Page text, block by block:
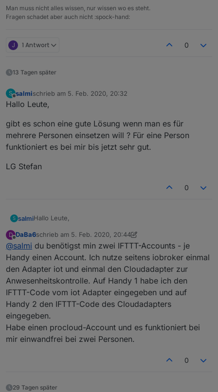
Man muss nicht alles wissen, nur wissen wo es steht.
Fragen schadet aber auch nicht :spock-hand:
J 1 Antwort 0
13 Tagen später
S
Offline
salmischrieb am 5. Feb. 2020, 20:32
zuletzt editiert von
Hallo Leute,
gibt es schon eine gute Lösung wenn man es für
mehrere Personen einsetzen will ? Für eine Person
funktioniert es bei mir bis jetzt sehr gut.
LG Stefan
0
S salmiHallo Leute,
gibt es schon eine gute Lösung wenn man es für
mehrere Personen einsetzen will ? Für eine Person
funktioniert es bei mir bis jetzt sehr gut.
LG Stefan
D
Offline
DaBa6schrieb am 5. Feb. 2020, 20:44
zuletzt editiert von DaBa62. Mai 2020, 21:49
@salmi du benötigst min zwei IFTTT-Accounts - je
Handy einen Account. Ich nutze seitens iobroker einmal
den Adapter iot und einmal den Cloudadapter zur
Anwesenheitskontrolle. Auf Handy 1 habe ich den
IFTTT-Code vom iot Adapter eingegeben und auf
Handy 2 den IFTTT-Code des Cloudadapters
eingegeben.
Habe einen procloud-Account und es funktioniert bei
mir einwandfrei bei zwei Personen.
0
29 Tagen später